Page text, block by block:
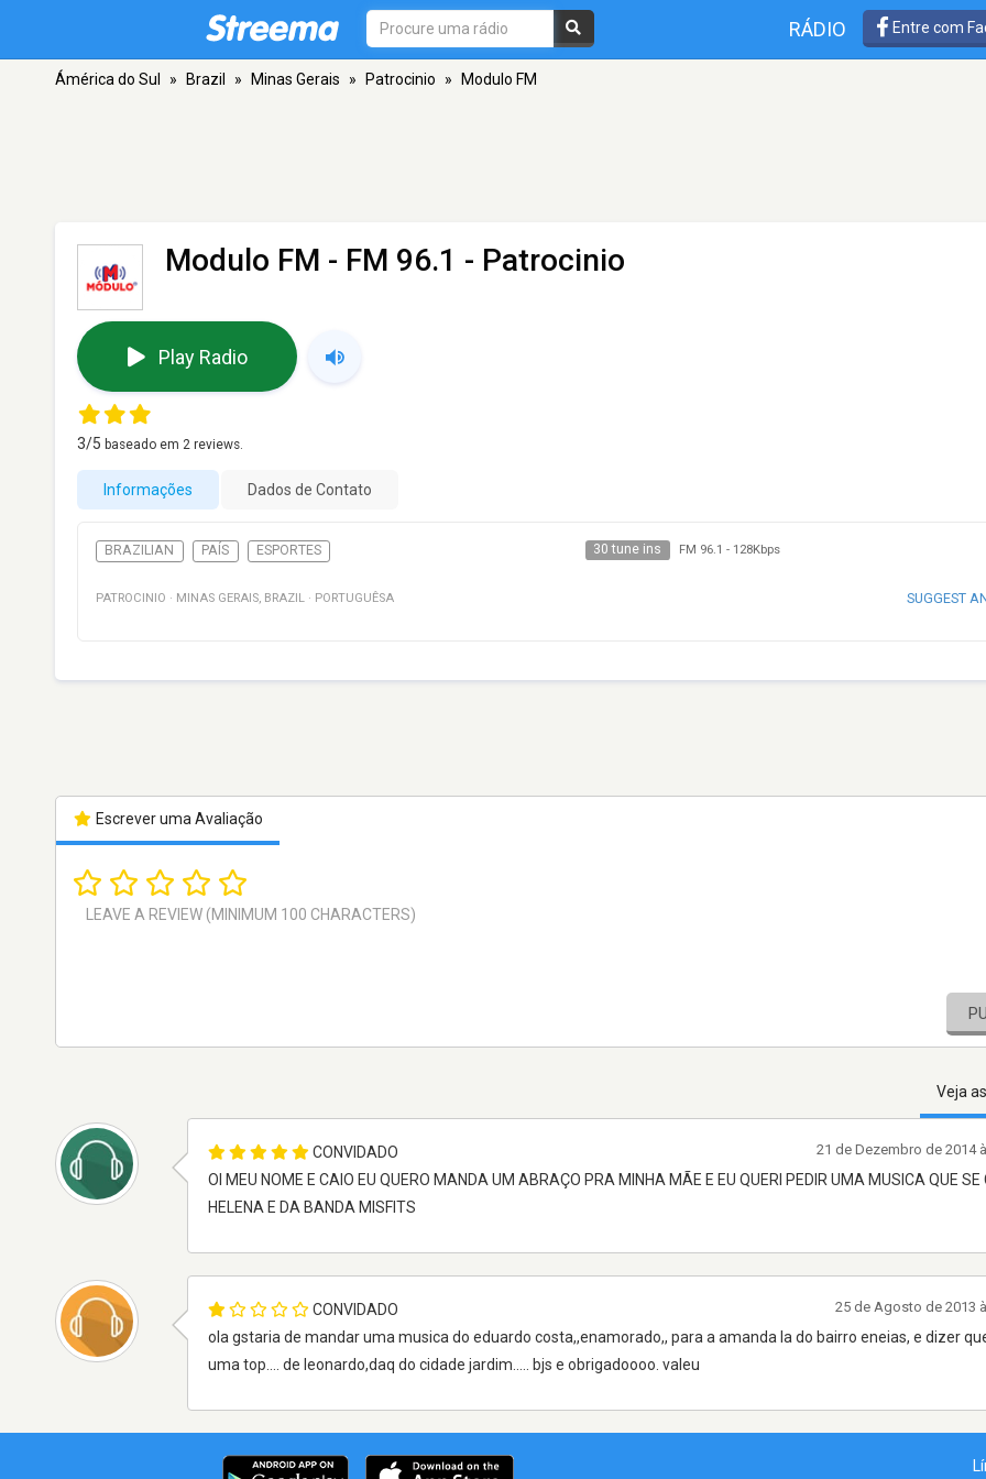
RÁDIO Entre com
Ámérica do Sul » Brazil » Minas Gerais » Patrocinio » Modulo FM
Modulo FM - FM 96.1 - Patrocinio
Play Radio
3/5 baseado em 2 reviews.
Informações Dados de Contato
BRAZILIAN PAÍS ESPORTES 30 tune ins FM 96.1 - 128Kbps
PATROCINIO · MINAS GERAIS, BRAZIL · PORTUGUÊSA SUGGEST
Escrever uma Avaliação
Veja
CONVIDADO
OI MEU NOME E CAIO EU QUERO MANDA UM ABRAÇO PRA MINHA MÃE E EU QUERI PEDIR UMA MUSICA QUE
HELENA E DA BANDA MISFITS
21 de Dezembro de 2014
CONVIDADO
ola gstaria de mandar uma musica do eduardo costa,,enamorado,, para a amanda la do bairro eneias, e dizer
uma top.... de leonardo,daq do cidade jardim..... bjs e obrigadoooo. valeu
25 de Agosto de 2013